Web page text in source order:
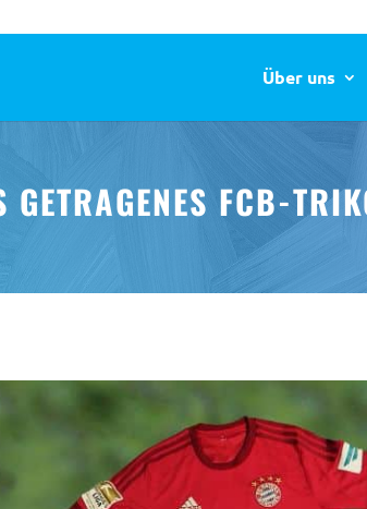
Über uns
GETRAGENES FCB-